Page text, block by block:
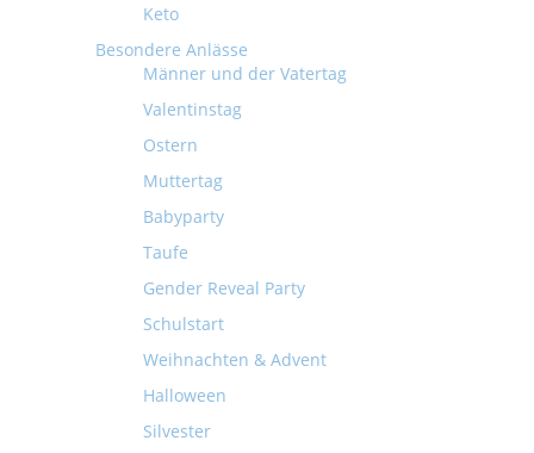
Keto
Besondere Anlässe
Männer und der Vatertag
Valentinstag
Ostern
Muttertag
Babyparty
Taufe
Gender Reveal Party
Schulstart
Weihnachten & Advent
Halloween
Silvester